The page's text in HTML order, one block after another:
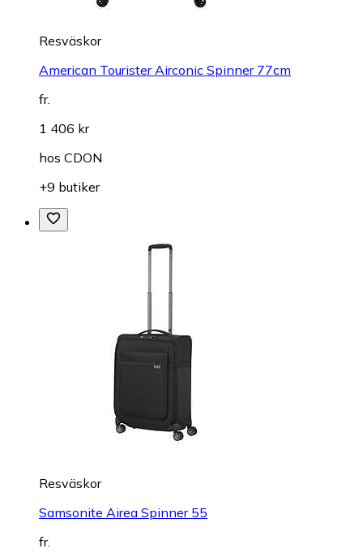
Resväskor
American Tourister Airconic Spinner 77cm
fr.
1 406 kr
hos CDON
+9 butiker
Resväskor
Samsonite Airea Spinner 55
fr.